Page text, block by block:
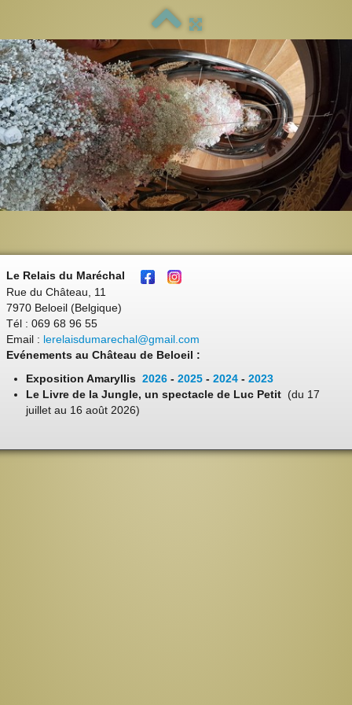
Le Relais du Maréchal
Rue du Château, 11
7970 Beloeil (Belgique)
Tél : 069 68 96 55
Email : lerelaisdumarechal@gmail.com
Evénements au Château de Beloeil :
Exposition Amaryllis 2026 - 2025 - 2024 - 2023
Le Livre de la Jungle, un spectacle de Luc Petit (du 17
juillet au 16 août 2026)